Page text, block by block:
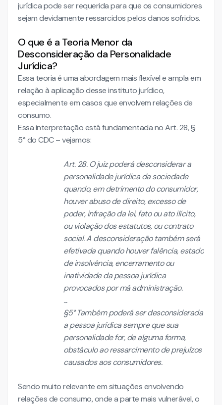
jurídica pode ser requerida para que os consumidores
sejam devidamente ressarcidos pelos danos sofridos.
O que é a Teoria Menor da
Desconsideração da Personalidade
Jurídica?
Essa teoria é uma abordagem mais flexível e ampla em
relação à aplicação desse instituto jurídico,
especialmente em casos que envolvem relações de
consumo.
Essa interpretação está fundamentada no Art. 28, §
5° do CDC – vejamos:
Art. 28. O juiz poderá desconsiderar a
personalidade jurídica da sociedade
quando, em detrimento do consumidor,
houver abuso de direito, excesso de
poder, infração da lei, fato ou ato ilícito,
ou violação dos estatutos, ou contrato
social. A desconsideração também será
efetivada quando houver falência, estado
de insolvência, encerramento ou
inatividade da pessoa jurídica
provocados por má administração.
...
§5° Também poderá ser desconsiderada
a pessoa jurídica sempre que sua
personalidade for, de alguma forma,
obstáculo ao ressarcimento de prejuízos
causados aos consumidores.
Sendo muito relevante em situações envolvendo
relações de consumo, onde a parte mais vulnerável, o